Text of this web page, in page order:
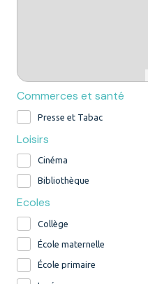
Commerces et santé
Presse et Tabac
Loisirs
Cinéma
Bibliothèque
Ecoles
Collège
École maternelle
École primaire